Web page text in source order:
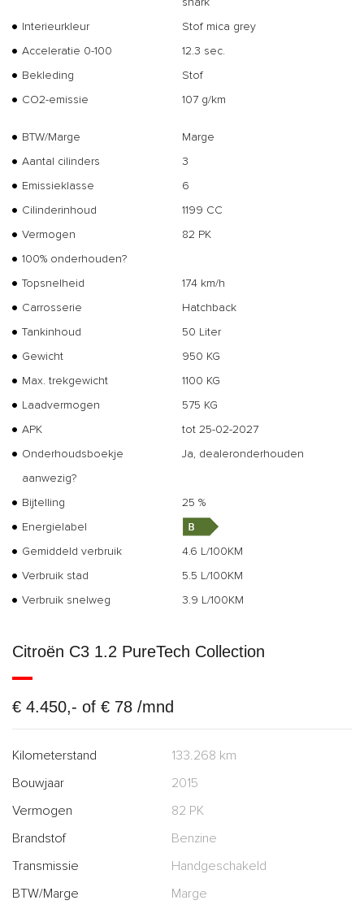
Interieurkleur
Stof mica grey
Acceleratie 0-100
12.3 sec.
Bekleding
Stof
CO2-emissie
107 g/km
BTW/Marge
Marge
Aantal cilinders
3
Emissieklasse
6
Cilinderinhoud
1199 CC
Vermogen
82 PK
100% onderhouden?
Topsnelheid
174 km/h
Carrosserie
Hatchback
Tankinhoud
50 Liter
Gewicht
950 KG
Max. trekgewicht
1100 KG
Laadvermogen
575 KG
APK
tot 25-02-2027
Onderhoudsboekje
aanwezig?
Ja, dealeronderhouden
Bijtelling
25 %
Energielabel
Gemiddeld verbruik
4.6 L/100KM
Verbruik stad
5.5 L/100KM
Verbruik snelweg
3.9 L/100KM
Citroën C3 1.2 PureTech Collection
€ 4.450,- of € 78 /mnd
Kilometerstand
133.268 km
Bouwjaar
2015
Vermogen
82 PK
Brandstof
Benzine
Transmissie
Handgeschakeld
BTW/Marge
Marge